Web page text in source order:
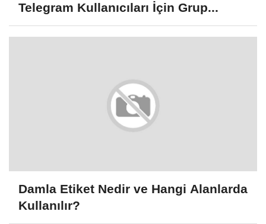
Telegram Kullanıcıları İçin Grup...
Damla Etiket Nedir ve Hangi Alanlarda
Kullanılır?